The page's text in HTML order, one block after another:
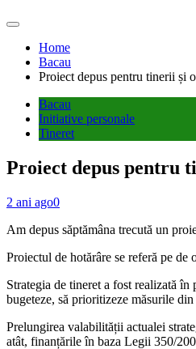
Home
Bacau
Proiect depus pentru tinerii și
Bacau
Initiative personale
Tineret
Proiect depus pentru
2 ani ago0
Am depus săptămâna trecută un
Proiectul de hotărâre se referă pe
Strategia de tineret a fost realizată
bugeteze, să prioritizeze măsurile
Prelungirea valabilității actualei
atât, finanțările în baza Legii 350/